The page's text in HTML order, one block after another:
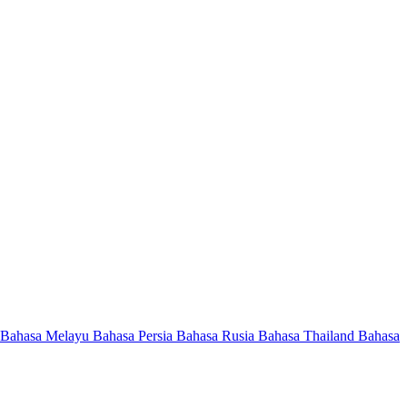
Bahasa Melayu Bahasa Persia Bahasa Rusia Bahasa Thailand Bahasa